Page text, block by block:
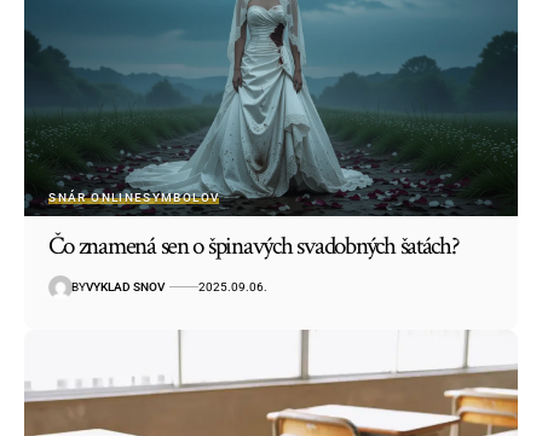
SNÁR ONLINESYMBOLOV
Čo znamená sen o špinavých svadobných šatách?
BYVYKLAD SNOV 2025.09.06.